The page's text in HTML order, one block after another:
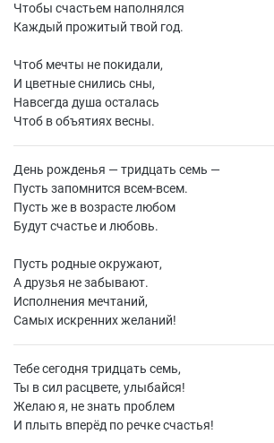
Чтобы счастьем наполнялся
Каждый прожитый твой год.
Чтоб мечты не покидали,
И цветные снились сны,
Навсегда душа осталась
Чтоб в объятиях весны.
День рожденья — тридцать семь —
Пусть запомнится всем-всем.
Пусть же в возрасте любом
Будут счастье и любовь.
Пусть родные окружают,
А друзья не забывают.
Исполнения мечтаний,
Самых искренних желаний!
Тебе сегодня тридцать семь,
Ты в сил расцвете, улыбайся!
Желаю я, не знать проблем
И плыть вперёд по речке счастья!